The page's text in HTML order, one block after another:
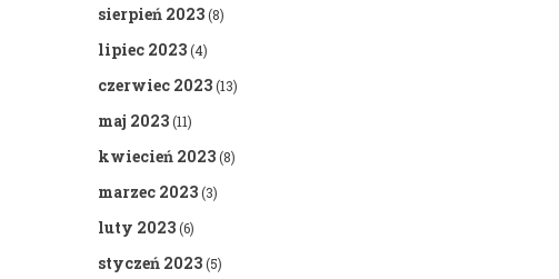
sierpień 2023(8)
lipiec 2023(4)
czerwiec 2023(13)
maj 2023(11)
kwiecień 2023(8)
marzec 2023(3)
luty 2023(6)
styczeń 2023(5)